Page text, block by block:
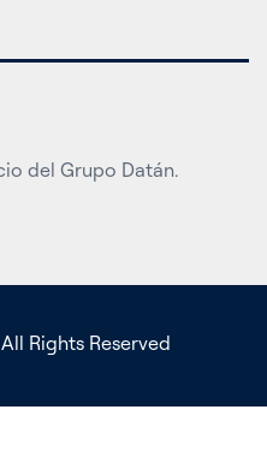
del Grupo Datán.
Rights Reserved